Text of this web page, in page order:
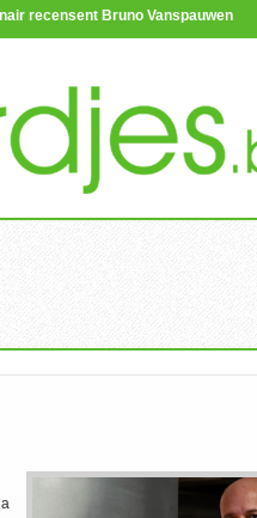
recensent Bruno Vanspauwen